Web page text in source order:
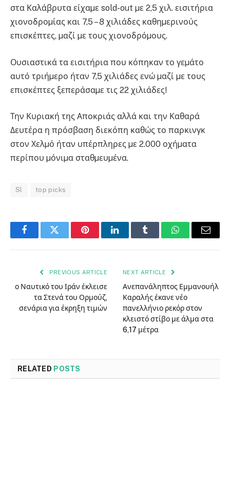
στα Καλάβρυτα είχαµε sold-out µε 2,5 χιλ. εισιτήρια
χιονοδροµίας και 7,5 – 8 χιλιάδες καθηµερινούς
επισκέπτες, µαζί µε τους χιονοδρόµους.
Ουσιαστικά τα εισιτήρια που κόπηκαν το γεµάτο
αυτό τριήµερο ήταν 7,5 χιλιάδες ενώ µαζί µε τους
επισκέπτες ξεπεράσαµε τις 22 χιλιάδες!
Την Κυριακή της Αποκριάς αλλά και την Καθαρά
Δευτέρα η πρόσβαση διεκόπη καθώς το παρκινγκ
στον Χελµό ήταν υπέρπληρες µε 2.000 οχήµατα
περίπου µόνιµα σταθµευµένα.
Sl top picks
FacebookTwitter PinterestLinkedInTumblr WhatsAppEmail
PREVIOUS ARTICLE
ο Ναυτικό του Ιράν έκλεισε
τα Στενά του Ορμούζ,
σενάρια για έκρηξη τιμών
NEXT ARTICLE
Ανεπανάληπτος Εμμανουήλ
Καραλής έκανε νέο
πανελλήνιο ρεκόρ στον
κλειστό στίβο με άλμα στα
6,17 μέτρα
RELATED POSTS